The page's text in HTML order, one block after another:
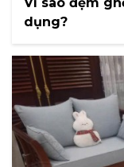
dụng?